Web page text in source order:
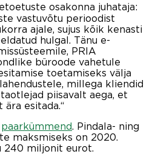
osakonna juhataja:
vastuvõtu perioodist
ajale, sujus kõik kenasti
hulgal. Tänu e-
PRIA
büroode vahetule
toetamiseks välja
millega kliendid
piisavalt aega, et
esitada.“
paarkümmend. Pindala- ning
maksmiseks on 2020.
240 miljonit eurot.